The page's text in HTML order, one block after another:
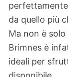
da quello più
Ma non è
Brimnes è
ideali per